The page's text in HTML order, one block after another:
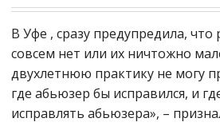
В Уфе , сразу предупредила, что
совсем нет или их ничтожно
двухлетнюю практику не могу
где абьюзер бы исправился, и
исправлять абьюзера», –